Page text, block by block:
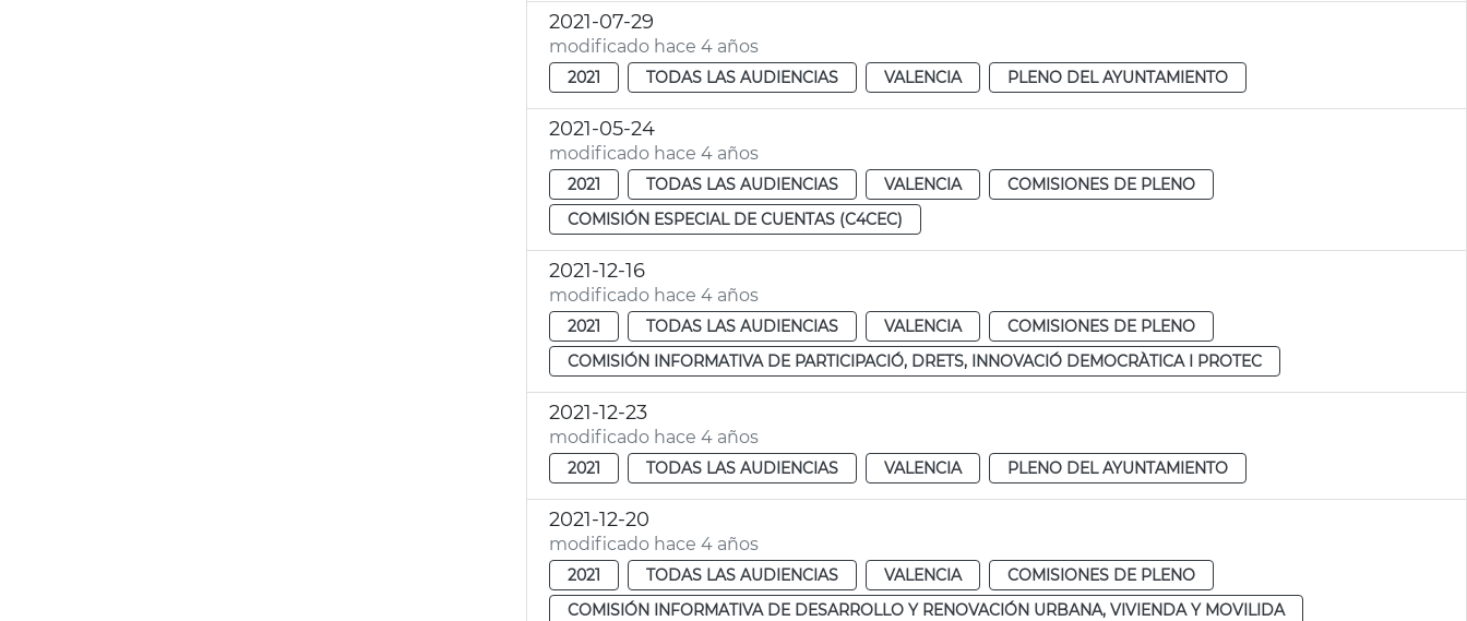
2021-07-29
modificado hace 4 años
2021 TODAS LAS AUDIENCIAS VALENCIA PLENO DEL AYUNTAMIENTO
2021-05-24
modificado hace 4 años
2021 TODAS LAS AUDIENCIAS VALENCIA
COMISIONES DE PLENO
COMISIÓN ESPECIAL DE CUENTAS (C4CEC)
2021-12-16
modificado hace 4 años
2021 TODAS LAS AUDIENCIAS VALENCIA
COMISIONES DE PLENO
COMISIÓN INFORMATIVA DE PARTICIPACIÓ, DRETS, INNOVACIÓ DEMOCRÀTICA I PROTEC
2021-12-23
modificado hace 4 años
2021 TODAS LAS AUDIENCIAS VALENCIA PLENO DEL AYUNTAMIENTO
2021-12-20
modificado hace 4 años
2021 TODAS LAS AUDIENCIAS VALENCIA
COMISIONES DE PLENO
COMISIÓN INFORMATIVA DE DESARROLLO Y RENOVACIÓN URBANA, VIVIENDA Y MOVILIDA